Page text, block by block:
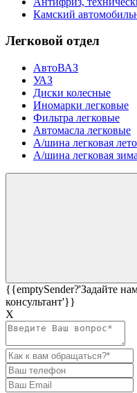
Камский
Легковой отдел
АвтоВАЗ
УАЗ
Диски колесные
Иномарки легковые
Фильтра легковые
Автомасла легковые
А/шина легковая лето
А/шина легковая зима
{{emptySender?'Задайте
консультант'}}
Х